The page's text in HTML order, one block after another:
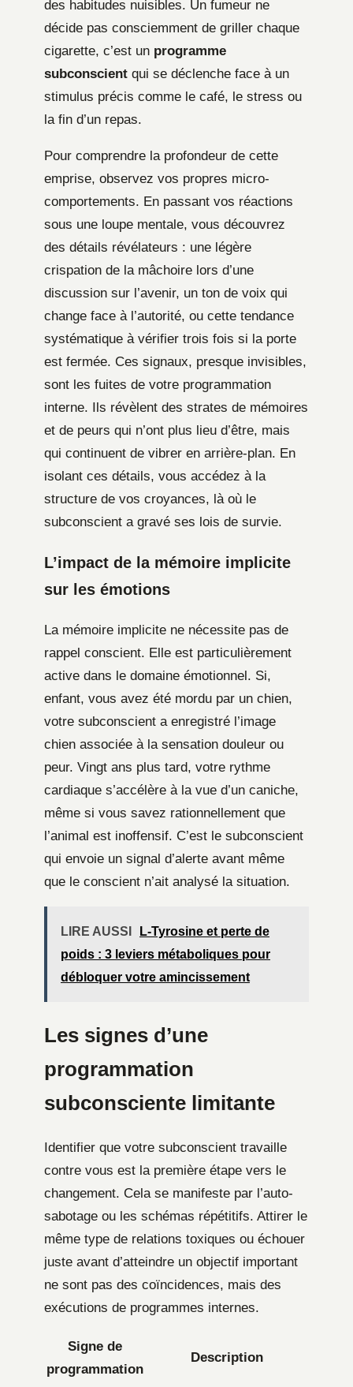
des habitudes nuisibles. Un fumeur ne
décide pas consciemment de griller chaque
cigarette, c’est un programme
subconscient qui se déclenche face à un
stimulus précis comme le café, le stress ou
la fin d’un repas.
Pour comprendre la profondeur de cette
emprise, observez vos propres micro-
comportements. En passant vos réactions
sous une loupe mentale, vous découvrez
des détails révélateurs : une légère
crispation de la mâchoire lors d’une
discussion sur l’avenir, un ton de voix qui
change face à l’autorité, ou cette tendance
systématique à vérifier trois fois si la porte
est fermée. Ces signaux, presque invisibles,
sont les fuites de votre programmation
interne. Ils révèlent des strates de mémoires
et de peurs qui n’ont plus lieu d’être, mais
qui continuent de vibrer en arrière-plan. En
isolant ces détails, vous accédez à la
structure de vos croyances, là où le
subconscient a gravé ses lois de survie.
L’impact de la mémoire implicite
sur les émotions
La mémoire implicite ne nécessite pas de
rappel conscient. Elle est particulièrement
active dans le domaine émotionnel. Si,
enfant, vous avez été mordu par un chien,
votre subconscient a enregistré l’image
chien associée à la sensation douleur ou
peur. Vingt ans plus tard, votre rythme
cardiaque s’accélère à la vue d’un caniche,
même si vous savez rationnellement que
l’animal est inoffensif. C’est le subconscient
qui envoie un signal d’alerte avant même
que le conscient n’ait analysé la situation.
LIRE AUSSI
L-Tyrosine et perte de
poids : 3 leviers métaboliques pour
débloquer votre amincissement
Les signes d’une
programmation
subconsciente limitante
Identifier que votre subconscient travaille
contre vous est la première étape vers le
changement. Cela se manifeste par l’auto-
sabotage ou les schémas répétitifs. Attirer le
même type de relations toxiques ou échouer
juste avant d’atteindre un objectif important
ne sont pas des coïncidences, mais des
exécutions de programmes internes.
Signe de
programmation
Description